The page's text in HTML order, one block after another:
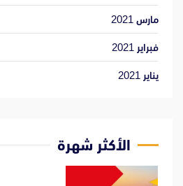
مارس 2021
فبراير 2021
يناير 2021
الأكثر شهرة